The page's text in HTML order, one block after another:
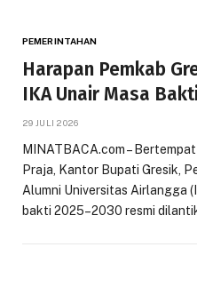
PEMERINTAHAN
Harapan Pemkab
IKA Unair Masa
29 JULI 2026
MINATBACA.com –
Praja, Kantor Bupati Gresik,
Alumni Universitas Airlangga
bakti 2025–2030 resmi